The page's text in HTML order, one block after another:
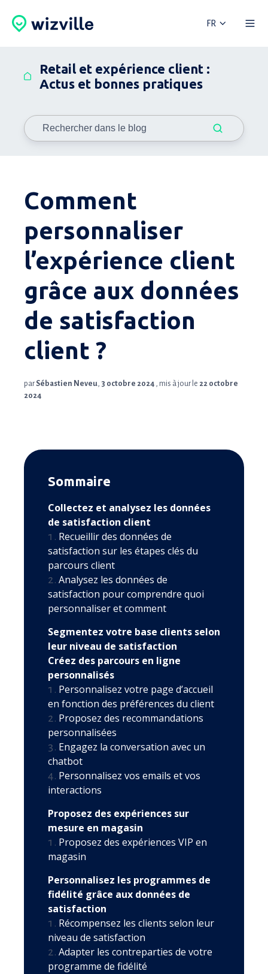
FR
Retail et expérience client :
Actus et bonnes pratiques
Comment
personnaliser
l’expérience client
grâce aux données
de satisfaction
client ?
parSébastien Neveu, 3 octobre 2024 , mis à jour le 22 octobre
2024
Sommaire
Collectez et analysez les données
de satisfaction client
Recueillir des données de
satisfaction sur les étapes clés du
parcours client
Analysez les données de
satisfaction pour comprendre quoi
personnaliser et comment
Segmentez votre base clients selon
leur niveau de satisfaction
Créez des parcours en ligne
personnalisés
Personnalisez votre page d’accueil
en fonction des préférences du client
Proposez des recommandations
personnalisées
Engagez la conversation avec un
chatbot
Personnalisez vos emails et vos
interactions
Proposez des expériences sur
mesure en magasin
Proposez des expériences VIP en
magasin
Personnalisez les programmes de
fidélité grâce aux données de
satisfaction
Récompensez les clients selon leur
niveau de satisfaction
Adapter les contreparties de votre
programme de fidélité